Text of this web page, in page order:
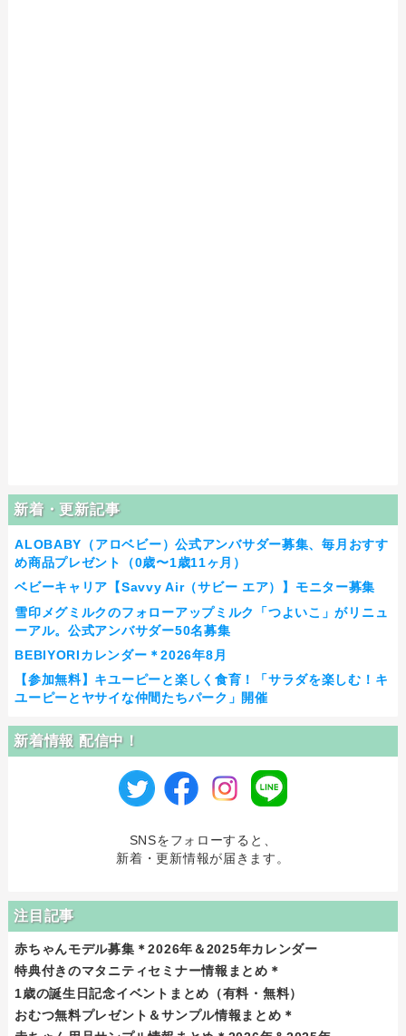
新着・更新記事
ALOBABY（アロベビー）公式アンバサダー募集、毎月おすす
め商品プレゼント（0歳〜1歳11ヶ月）
ベビーキャリア【Savvy Air（サビー エア）】モニター募集
雪印メグミルクのフォローアップミルク「つよいこ」がリニュ
ーアル。公式アンバサダー50名募集
BEBIYORIカレンダー＊2026年8月
【参加無料】キユーピーと楽しく食育！「サラダを楽しむ！キ
ユーピーとヤサイな仲間たちパーク」開催
新着情報 配信中！
SNSをフォローすると、
新着・更新情報が届きます。
注目記事
赤ちゃんモデル募集＊2026年＆2025年カレンダー
特典付きのマタニティセミナー情報まとめ＊
1歳の誕生日記念イベントまとめ（有料・無料）
おむつ無料プレゼント＆サンプル情報まとめ＊